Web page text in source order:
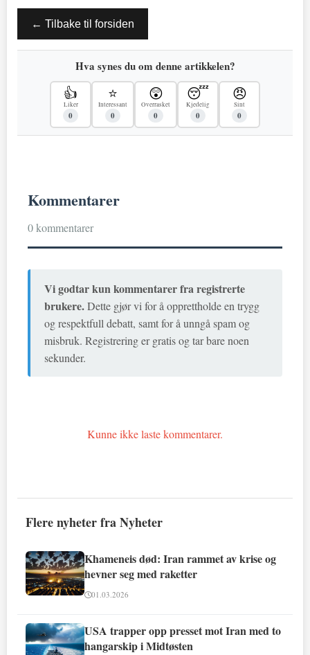
← Tilbake til forsiden
Hva synes du om denne artikkelen?
👍
Liker
0
⭐
Interessant
0
😲
Overrasket
0
😴
Kjedelig
0
😠
Sint
0
Kommentarer
0 kommentarer
Vi godtar kun kommentarer fra registrerte
brukere.Dette gjør vi for å opprettholde en trygg
og respektfull debatt, samt for å unngå spam og
misbruk. Registrering er gratis og tar bare noen
sekunder.
Kunne ikke laste kommentarer.
Flere nyheter fra Nyheter
Khameneis død: Iran rammet av krise og
hevner seg med raketter
01.03.2026
USA trapper opp presset mot Iran med to
hangarskip i Midtøsten